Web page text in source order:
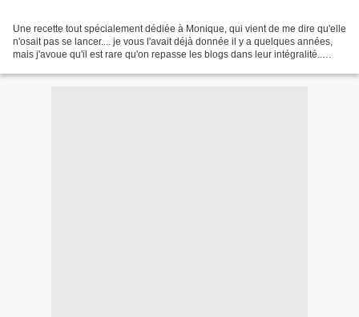
Une recette tout spécialement dédiée à Monique, qui vient de me dire qu'elle
n'osait pas se lancer.... je vous l'avait déjà donnée il y a quelques années,
mais j'avoue qu'il est rare qu'on repasse les blogs dans leur intégralité..